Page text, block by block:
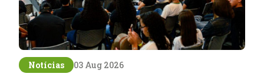
Notícias 03 Aug 2026